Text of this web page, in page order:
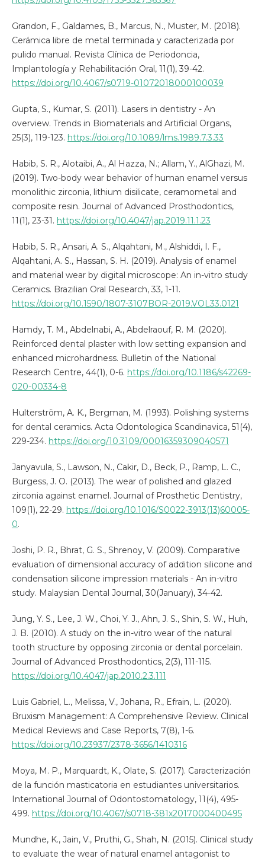
Grandon, F., Galdames, B., Marcus, N., Muster, M. (2018).
Cerámica libre de metal terminada y caracterizada por
pulido manual. Revista Clínica de Periodoncia,
Implantología y Rehabilitación Oral, 11(1), 39-42.
https://doi.org/10.4067/s0719-01072018000100039
Gupta, S., Kumar, S. (2011). Lasers in dentistry - An
overview. Trends in Biomaterials and Artificial Organs,
25(3), 119-123. https://doi.org/10.1089/lms.1989.7.3.33
Habib, S. R., Alotaibi, A., Al Hazza, N.; Allam, Y., AlGhazi, M.
(2019). Two-body wear behavior of human enamel versus
monolithic zirconia, lithium disilicate, ceramometal and
composite resin. Journal of Advanced Prosthodontics,
11(1), 23-31. https://doi.org/10.4047/jap.2019.11.1.23
Habib, S. R., Ansari, A. S., Alqahtani, M., Alshiddi, I. F.,
Alqahtani, A. S., Hassan, S. H. (2019). Analysis of enamel
and material wear by digital microscope: An in-vitro study
Ceramics. Brazilian Oral Research, 33, 1-11.
https://doi.org/10.1590/1807-3107BOR-2019.VOL33.0121
Hamdy, T. M., Abdelnabi, A., Abdelraouf, R. M. (2020).
Reinforced dental plaster with low setting expansion and
enhanced microhardness. Bulletin of the National
Research Centre, 44(1), 0-6. https://doi.org/10.1186/s42269-
020-00334-8
Hulterström, A. K., Bergman, M. (1993). Polishing systems
for dental ceramics. Acta Odontologica Scandinavica, 51(4),
229-234. https://doi.org/10.3109/00016359309040571
Janyavula, S., Lawson, N., Cakir, D., Beck, P., Ramp, L. C.,
Burgess, J. O. (2013). The wear of polished and glazed
zirconia against enamel. Journal of Prosthetic Dentistry,
109(1), 22-29. https://doi.org/10.1016/S0022-3913(13)60005-
0.
Joshi, P. R., Bhrat, G. S., Shrenoy, V. (2009). Comparative
evaluation of dimensional accuracy of addition silicone and
condensation silicone impression materials - An in-vitro
study. Malaysian Dental Journal, 30(January), 34-42.
Jung, Y. S., Lee, J. W., Choi, Y. J., Ahn, J. S., Shin, S. W., Huh,
J. B. (2010). A study on the in-vitro wear of the natural
tooth structure by opposing zirconia or dental porcelain.
Journal of Advanced Prosthodontics, 2(3), 111-115.
https://doi.org/10.4047/jap.2010.2.3.111
Luis Gabriel, L., Melissa, V., Johana, R., Efrain, L. (2020).
Bruxism Management: A Comprehensive Review. Clinical
Medical Reviews and Case Reports, 7(8), 1-6.
https://doi.org/10.23937/2378-3656/1410316
Moya, M. P., Marquardt, K., Olate, S. (2017). Caracterización
de la función masticatoria en estudiantes universitarios.
International Journal of Odontostomatology, 11(4), 495-
499. https://doi.org/10.4067/s0718-381x2017000400495
Mundhe, K., Jain, V., Pruthi, G., Shah, N. (2015). Clinical study
to evaluate the wear of natural enamel antagonist to